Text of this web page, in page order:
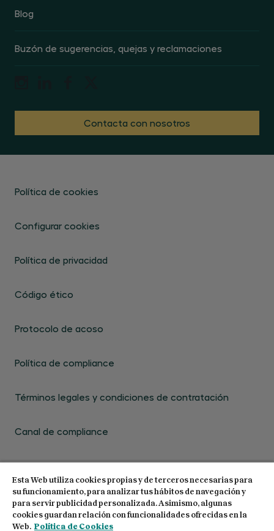
Blog
Buzón de sugerencias, quejas y reclamaciones
Contacta con nosotros
Política de cookies
Configurar cookies
Política de privacidad
Código ético
Protocolo de acoso
Política de compliance
Términos legales y condiciones de contratación
Canal de compliance
© 2026 Centro de Estudios Garrigues. Todos los
Esta Web utiliza cookies propias y de terceros necesarias para
su funcionamiento, para analizar tus hábitos de navegación y
para servir publicidad personalizada. Asimismo, algunas
cookies guardan relación con funcionalidades ofrecidas en la
Web. Política de Cookies